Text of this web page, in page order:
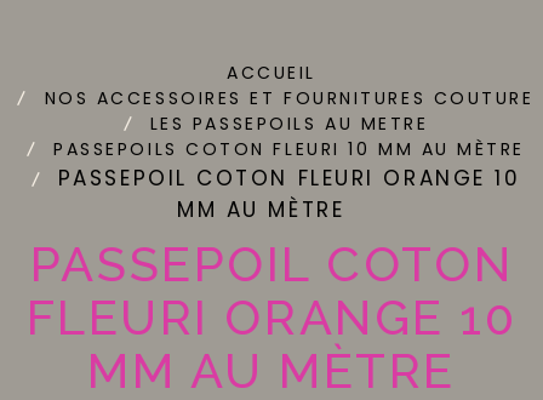
ACCUEIL
NOS ACCESSOIRES ET FOURNITURES COUTURE
LES PASSEPOILS AU METRE
PASSEPOILS COTON FLEURI 10 MM AU MÈTRE
PASSEPOIL COTON FLEURI ORANGE 10
MM AU MÈTRE
PASSEPOIL COTON
FLEURI ORANGE 10
MM AU MÈTRE